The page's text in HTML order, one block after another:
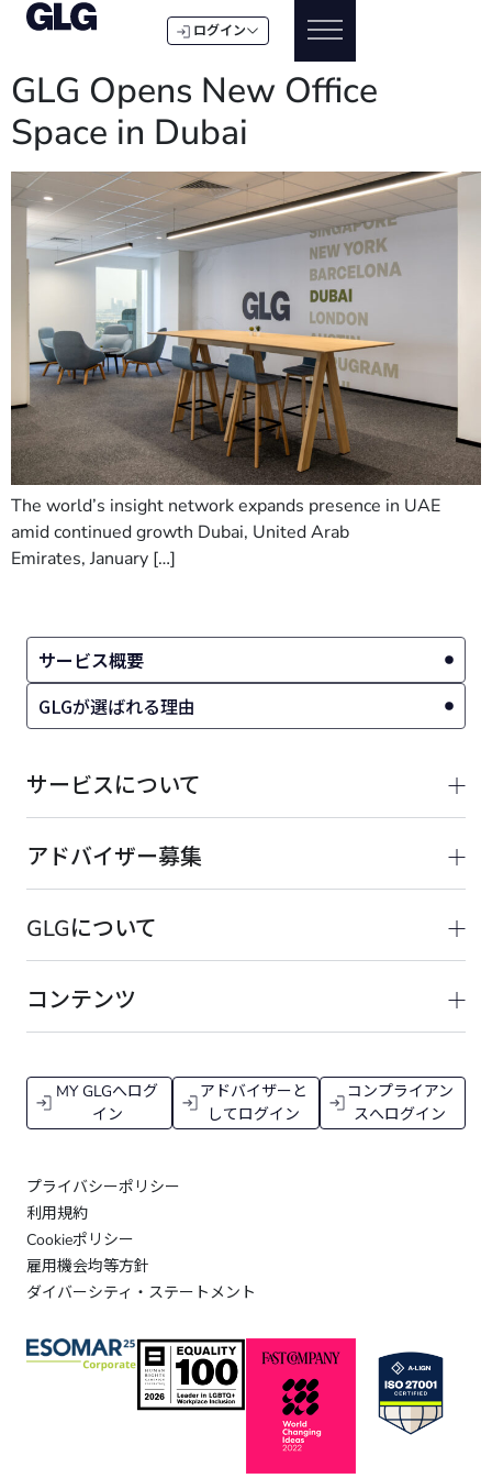
ログイン
GLG Opens New Office
Space in Dubai
The world’s insight network expands presence in UAE
amid continued growth Dubai, United Arab
Emirates, January […]
サービス概要
GLGが選ばれる理由
サービスについて
アドバイザー募集
GLGについて
コンテンツ
MY GLGへログ
イン
アドバイザーと
してログイン
コンプライアン
スへログイン
プライバシーポリシー
利用規約
Cookieポリシー
雇用機会均等方針
ダイバーシティ・ステートメント